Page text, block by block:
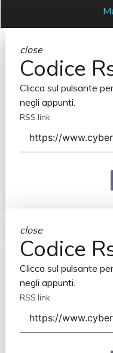
close
Codice
Clicca sul pulsante
negli appunti.
RSS link
close
Codice
Clicca sul pulsante
negli appunti.
RSS link